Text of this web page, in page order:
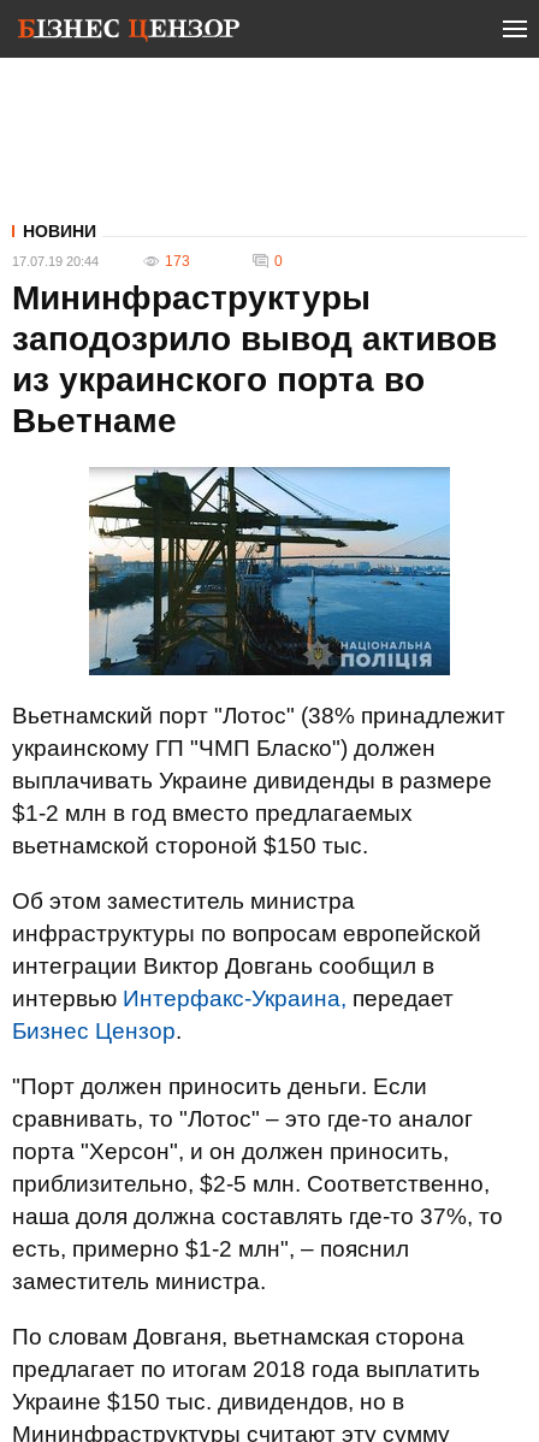
НОВИНИ
17.07.19 20:44 173 0
Мининфраструктуры
заподозрило вывод активов
из украинского порта во
Вьетнаме
Вьетнамский порт "Лотос" (38% принадлежит
украинскому ГП "ЧМП Бласко") должен
выплачивать Украине дивиденды в размере
$1-2 млн в год вместо предлагаемых
вьетнамской стороной $150 тыс.
Об этом заместитель министра
инфраструктуры по вопросам европейской
интеграции Виктор Довгань сообщил в
интервью Интерфакс-Украина, передает
Бизнес Цензор.
"Порт должен приносить деньги. Если
сравнивать, то "Лотос" – это где-то аналог
порта "Херсон", и он должен приносить,
приблизительно, $2-5 млн. Соответственно,
наша доля должна составлять где-то 37%, то
есть, примерно $1-2 млн", – пояснил
заместитель министра.
По словам Довганя, вьетнамская сторона
предлагает по итогам 2018 года выплатить
Украине $150 тыс. дивидендов, но в
Мининфраструктуры считают эту сумму